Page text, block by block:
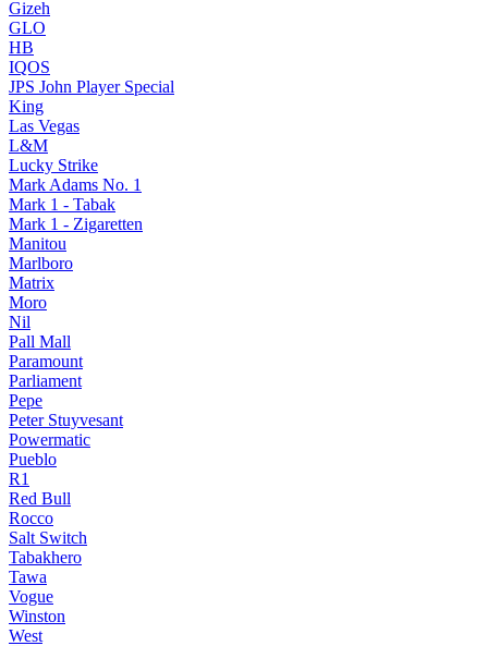
Gizeh
GLO
HB
IQOS
JPS John Player Special
King
Las Vegas
L&M
Lucky Strike
Mark Adams No. 1
Mark 1 - Tabak
Mark 1 - Zigaretten
Manitou
Marlboro
Matrix
Moro
Nil
Pall Mall
Paramount
Parliament
Pepe
Peter Stuyvesant
Powermatic
Pueblo
R1
Red Bull
Rocco
Salt Switch
Tabakhero
Tawa
Vogue
Winston
West